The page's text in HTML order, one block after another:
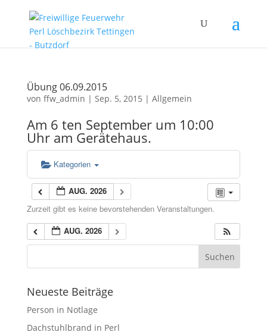
Übung 06.09.2015
von ffw_admin | Sep. 5, 2015 | Allgemein
Am 6 ten September um 10:00
Uhr am Gerätehaus.
Kategorien
AUG. 2026
Zurzeit gibt es keine bevorstehenden Veranstaltungen.
AUG. 2026
Neueste Beiträge
Person in Notlage
Dachstuhlbrand in Perl